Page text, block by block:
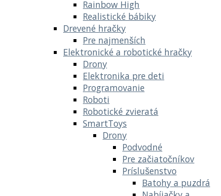
Rainbow High
Realistické bábiky
Drevené hračky
Pre najmenších
Elektronické a robotické hračky
Drony
Elektronika pre deti
Programovanie
Roboti
Robotické zvieratá
SmartToys
Drony
Podvodné
Pre začiatočníkov
Príslušenstvo
Batohy a puzdrá